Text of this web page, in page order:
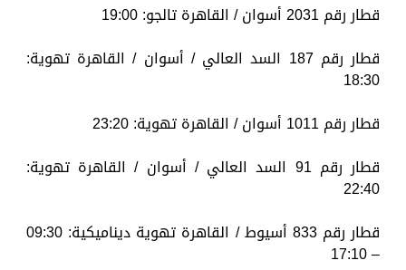
قطار رقم 2031 أسوان / القاهرة تالجو: 19:00
قطار رقم 187 السد العالي / أسوان / القاهرة تهوية:
18:30
قطار رقم 1011 أسوان / القاهرة تهوية: 23:20
قطار رقم 91 السد العالي / أسوان / القاهرة تهوية:
22:40
قطار رقم 833 أسيوط / القاهرة تهوية ديناميكية: 09:30
– 17:10